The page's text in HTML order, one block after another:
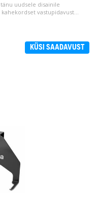
uudsele disainile
vastupidavust...
KÜSI SAADAVUST